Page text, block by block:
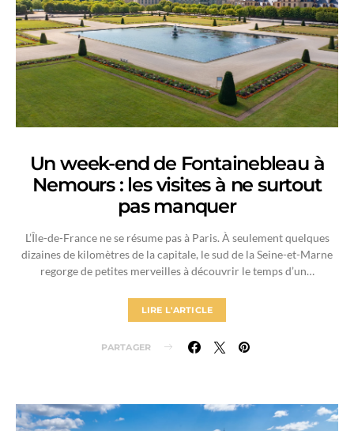
Un week-end de Fontainebleau à
Nemours : les visites à ne surtout
pas manquer
L’Île-de-France ne se résume pas à Paris. À seulement quelques
dizaines de kilomètres de la capitale, le sud de la Seine-et-Marne
regorge de petites merveilles à découvrir le temps d’un…
LIRE L'ARTICLE
PARTAGER